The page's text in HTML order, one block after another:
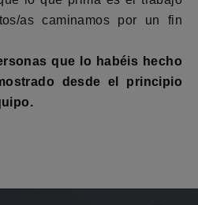
as caminamos por un fin
que lo habéis hecho
desde el principio